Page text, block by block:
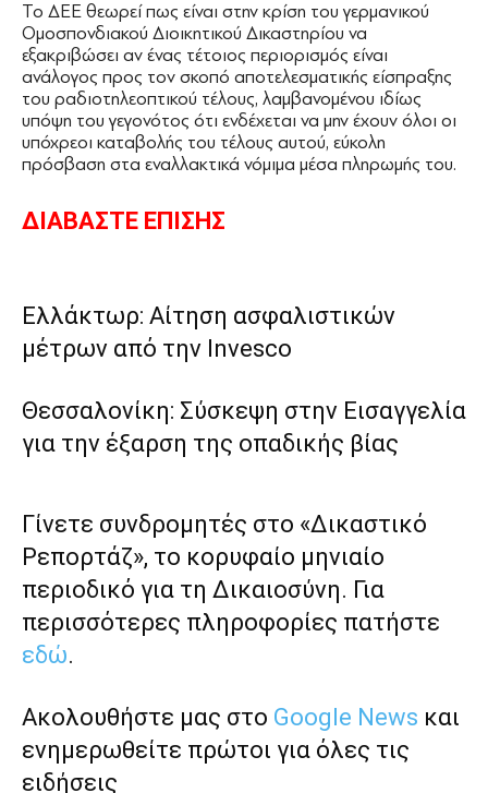
Το ΔΕΕ θεωρεί πως είναι στην κρίση του γερμανικού
Ομοσπονδιακού Διοικητικού Δικαστηρίου να
εξακριβώσει αν ένας τέτοιος περιορισμός είναι
ανάλογος προς τον σκοπό αποτελεσματικής είσπραξης
του ραδιοτηλεοπτικού τέλους, λαμβανομένου ιδίως
υπόψη του γεγονότος ότι ενδέχεται να μην έχουν όλοι οι
υπόχρεοι καταβολής του τέλους αυτού, εύκολη
πρόσβαση στα εναλλακτικά νόμιμα μέσα πληρωμής του.
ΔΙΑΒΑΣΤΕ ΕΠΙΣΗΣ
Ελλάκτωρ: Αίτηση ασφαλιστικών
μέτρων από την Invesco
Θεσσαλονίκη: Σύσκεψη στην Εισαγγελία
για την έξαρση της οπαδικής βίας
Γίνετε συνδρομητές στο «Δικαστικό
Ρεπορτάζ», το κορυφαίο μηνιαίο
περιοδικό για τη Δικαιοσύνη. Για
περισσότερες πληροφορίες πατήστε
εδώ.
Ακολουθήστε μας στο Google News και
ενημερωθείτε πρώτοι για όλες τις
ειδήσεις